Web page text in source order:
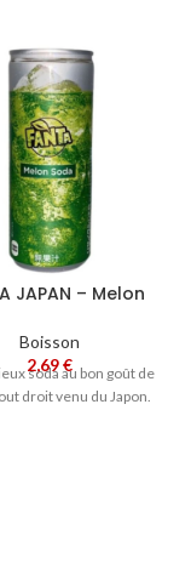
JAPAN – Melon
Boisson
2,69€
soda au bon goût de
droit venu du Japon.